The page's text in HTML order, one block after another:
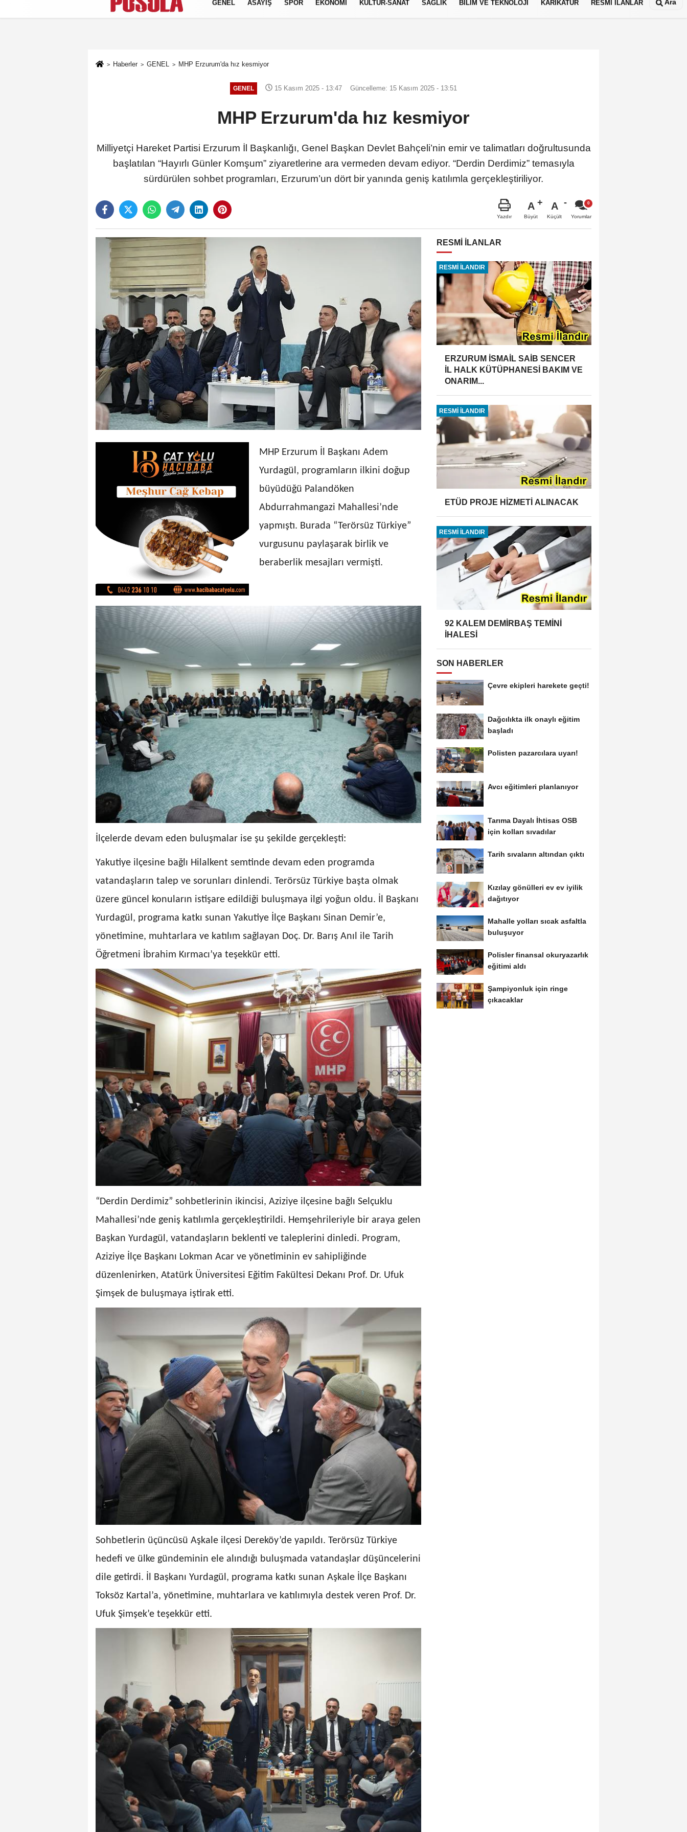
Künye İletişim Gizlilik Politikası
GENEL ASAYİŞ SPOR EKONOMİ KÜLTÜR-SANAT SAĞLIK BİLİM VE TEKNOLOJİ KARİKATÜR RESMİ İLANLAR Ara
Haberler GENEL MHP Erzurum'da hız kesmiyor
GENEL 15 Kasım 2025 - 13:47 Güncelleme: 15 Kasım 2025 - 13:51
MHP Erzurum'da hız kesmiyor
Milliyetçi Hareket Partisi Erzurum İl Başkanlığı, Genel Başkan Devlet Bahçeli’nin emir ve talimatları doğrultusunda
başlatılan “Hayırlı Günler Komşum” ziyaretlerine ara vermeden devam ediyor. “Derdin Derdimiz” temasıyla
sürdürülen sohbet programları, Erzurum’un dört bir yanında geniş katılımla gerçekleştiriliyor.
Yazdır
A
Büyüt
A
Küçült Yorumlar
MHP Erzurum İl Başkanı Adem
Yurdagül, programların ilkini doğup
büyüdüğü Palandöken
Abdurrahmangazi Mahallesi’nde
yapmıştı. Burada “Terörsüz Türkiye”
vurgusunu paylaşarak birlik ve
beraberlik mesajları vermişti.
İlçelerde devam eden buluşmalar ise şu şekilde gerçekleşti:
Yakutiye ilçesine bağlı Hilalkent semtinde devam eden programda
vatandaşların talep ve sorunları dinlendi. Terörsüz Türkiye başta olmak
üzere güncel konuların istişare edildiği buluşmaya ilgi yoğun oldu. İl Başkanı
Yurdagül, programa katkı sunan Yakutiye İlçe Başkanı Sinan Demir’e,
yönetimine, muhtarlara ve katılım sağlayan Doç. Dr. Barış Anıl ile Tarih
Öğretmeni İbrahim Kırmacı’ya teşekkür etti.
“Derdin Derdimiz” sohbetlerinin ikincisi, Aziziye ilçesine bağlı Selçuklu
Mahallesi’nde geniş katılımla gerçekleştirildi. Hemşehrileriyle bir araya gelen
Başkan Yurdagül, vatandaşların beklenti ve taleplerini dinledi. Program,
Aziziye İlçe Başkanı Lokman Acar ve yönetiminin ev sahipliğinde
düzenlenirken, Atatürk Üniversitesi Eğitim Fakültesi Dekanı Prof. Dr. Ufuk
Şimşek de buluşmaya iştirak etti.
Sohbetlerin üçüncüsü Aşkale ilçesi Dereköy’de yapıldı. Terörsüz Türkiye
hedefi ve ülke gündeminin ele alındığı buluşmada vatandaşlar düşüncelerini
dile getirdi. İl Başkanı Yurdagül, programa katkı sunan Aşkale İlçe Başkanı
Toksöz Kartal’a, yönetimine, muhtarlara ve katılımıyla destek veren Prof. Dr.
Ufuk Şimşek’e teşekkür etti.
RESMİ İLANLAR
RESMİ İLANDIR
ERZURUM İSMAİL SAİB SENCER
İL HALK KÜTÜPHANESİ BAKIM VE
ONARIM...
RESMİ İLANDIR
ETÜD PROJE HİZMETİ ALINACAK
RESMİ İLANDIR
92 KALEM DEMİRBAŞ TEMİNİ
İHALESİ
SON HABERLER
Çevre ekipleri harekete geçti!
Dağcılıkta ilk onaylı eğitim
başladı
Polisten pazarcılara uyarı!
Avcı eğitimleri planlanıyor
Tarıma Dayalı İhtisas OSB
için kolları sıvadılar
Tarih sıvaların altından çıktı
Kızılay gönülleri ev ev iyilik
dağıtıyor
Mahalle yolları sıcak asfaltla
buluşuyor
Polisler finansal okuryazarlık
eğitimi aldı
Şampiyonluk için ringe
çıkacaklar